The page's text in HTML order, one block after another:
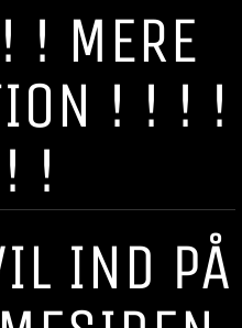
MERE
! ! ! !
!
IND PÅ